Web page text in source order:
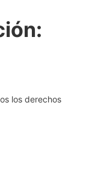
los derechos